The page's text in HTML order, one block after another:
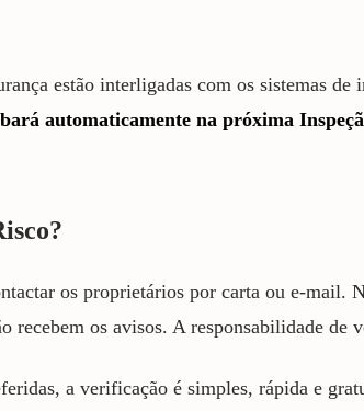
estão interligadas com os sistemas
automaticamente na próxima
os proprietários por carta ou e-mail.
recebem os avisos. A responsabilidade
a verificação é simples, rápida e